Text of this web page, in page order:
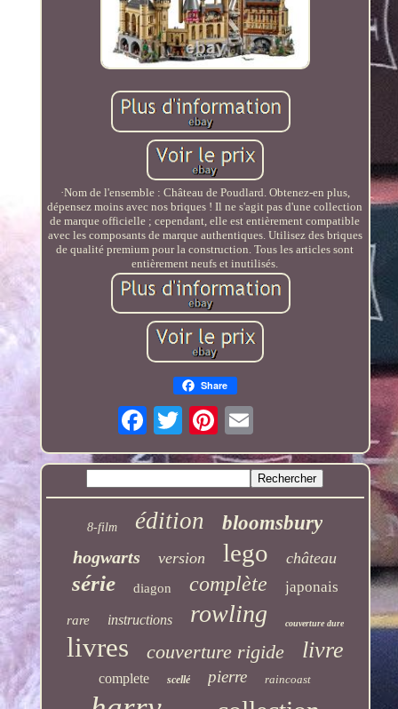
·Nom de l'ensemble : Château de Poudlard. Obtenez-en plus,
dépensez moins avec nos briques ! Il ne s'agit pas d'une collection
de marque officielle ; cependant, elle est entièrement compatible
avec les composants de marque authentiques. Utilisez des briques
de qualité premium pour la construction. Tous les articles sont
entièrement neufs et inutilisés.
Share
8-film édition bloomsbury
hogwarts version lego château
série diagon complète japonais
rare instructions rowling couverture dure
livres couverture rigide livre
complete scellé pierre raincoast